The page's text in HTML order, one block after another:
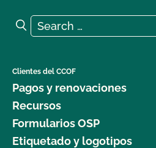
Search for:
Search
Clientes del CCOF
Pagos y renovaciones
Recursos
Formularios OSP
Etiquetado y logotipos